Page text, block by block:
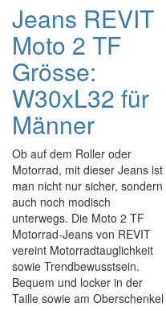
Jeans REVIT
Moto 2 TF
Grösse:
W30xL32 für
Männer
Ob auf dem Roller oder
Motorrad, mit dieser Jeans ist
man nicht nur sicher, sondern
auch noch modisch
unterwegs. Die Moto 2 TF
Motorrad-Jeans von REVIT
vereint Motorradtauglichkeit
sowie Trendbewusstsein.
Bequem und locker in der
Taille sowie am Oberschenkel